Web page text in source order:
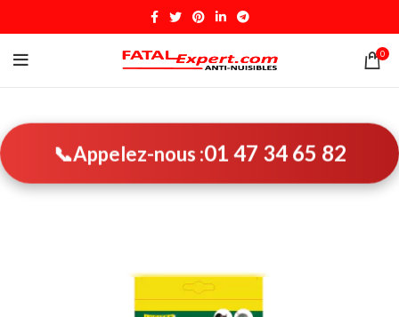
0
📞Appelez-nous :01 47 34 65 82